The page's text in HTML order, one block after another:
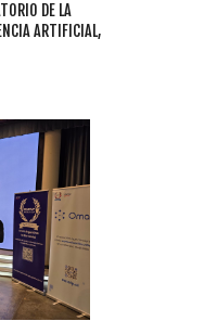
DE LA
ARTIFICIAL,